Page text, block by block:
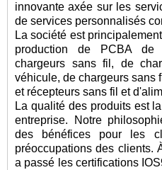
innovante axée sur les
de services personnalisés
La société est
production de PCBA
chargeurs sans fil, de
véhicule, de chargeurs sans
et récepteurs sans fil et
La qualité des produits est
entreprise. Notre
des bénéfices pour les
préoccupations des clients.
a passé les certifications